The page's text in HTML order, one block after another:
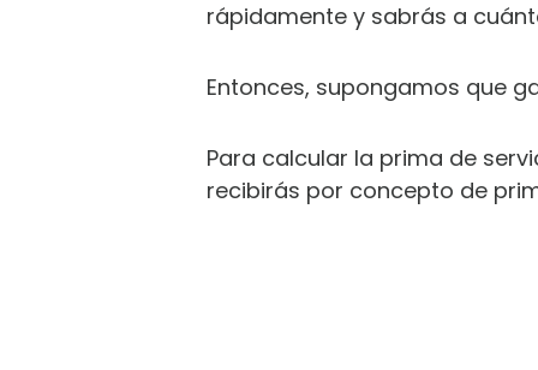
rápidamente y sabrás a
Entonces, supongamos que
Para calcular la prima de
recibirás por concepto de